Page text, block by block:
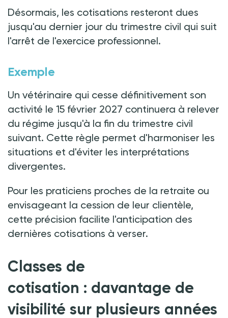
Désormais, les cotisations resteront dues
jusqu'au dernier jour du trimestre civil qui suit
l'arrêt de l'exercice professionnel.
Exemple
Un vétérinaire qui cesse définitivement son
activité le 15 février 2027 continuera à relever
du régime jusqu'à la fin du trimestre civil
suivant. Cette règle permet d'harmoniser les
situations et d'éviter les interprétations
divergentes.
Pour les praticiens proches de la retraite ou
envisageant la cession de leur clientèle,
cette précision facilite l'anticipation des
dernières cotisations à verser.
Classes de
cotisation : davantage de
visibilité sur plusieurs années